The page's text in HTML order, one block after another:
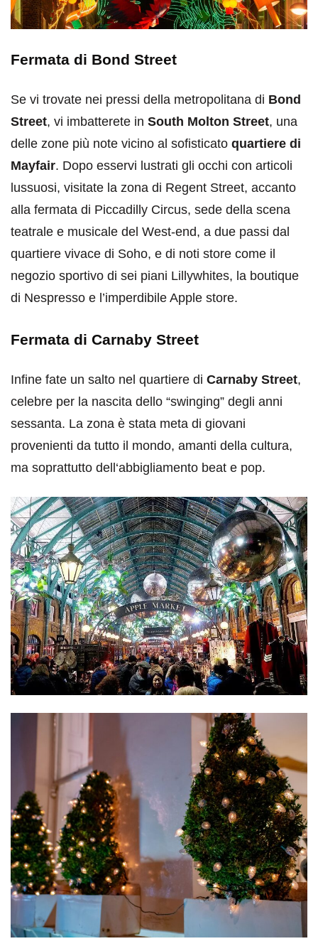
Fermata di Bond Street
Se vi trovate nei pressi della metropolitana di Bond
Street, vi imbatterete in South Molton Street, una
delle zone più note vicino al sofisticato quartiere di
Mayfair. Dopo esservi lustrati gli occhi con articoli
lussuosi, visitate la zona di Regent Street, accanto
alla fermata di Piccadilly Circus, sede della scena
teatrale e musicale del West-end, a due passi dal
quartiere vivace di Soho, e di noti store come il
negozio sportivo di sei piani Lillywhites, la boutique
di Nespresso e l’imperdibile Apple store.
Fermata di Carnaby Street
Infine fate un salto nel quartiere di Carnaby Street,
celebre per la nascita dello “swinging” degli anni
sessanta. La zona è stata meta di giovani
provenienti da tutto il mondo, amanti della cultura,
ma soprattutto dell‘abbigliamento beat e pop.